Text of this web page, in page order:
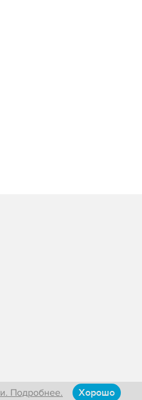
Подробнее. Хорошо